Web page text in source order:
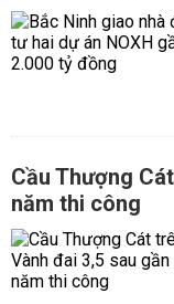
Cầu Thượng
năm thi công